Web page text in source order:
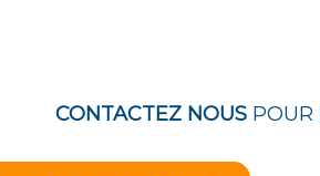
CONTACTEZ NOUSPOUR